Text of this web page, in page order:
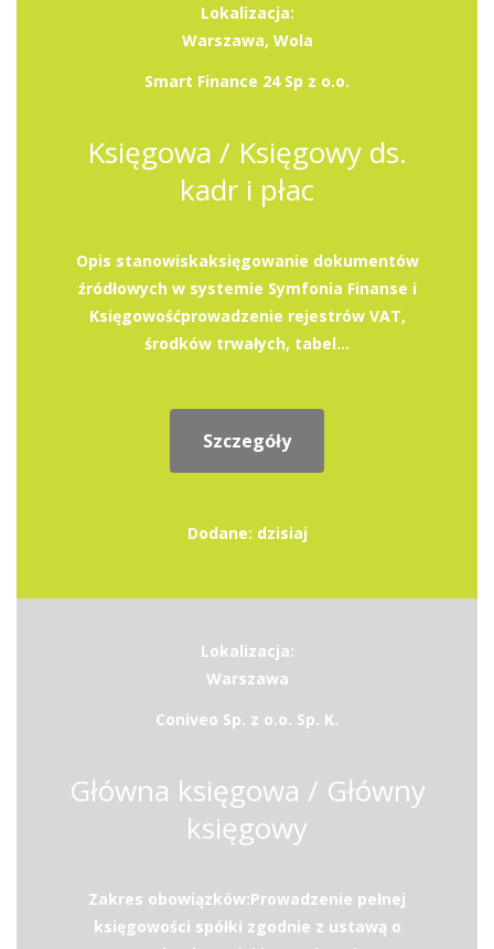
Lokalizacja:
Warszawa, Wola
Smart Finance 24 Sp z o.o.
Księgowa / Księgowy ds.
kadr i płac
Opis stanowiskaksięgowanie dokumentów
źródłowych w systemie Symfonia Finanse i
Księgowośćprowadzenie rejestrów VAT,
środków trwałych, tabel...
Szczegóły
Dodane: dzisiaj
Lokalizacja:
Warszawa
Coniveo Sp. z o.o. Sp. K.
Główna księgowa / Główny
księgowy
Zakres obowiązków:Prowadzenie pełnej
księgowości spółki zgodnie z ustawą o